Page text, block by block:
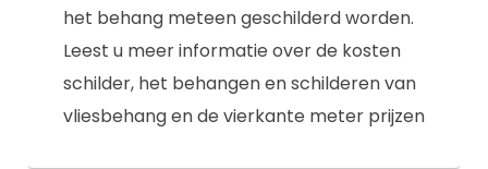
het behang meteen geschilderd worden.
Leest u meer informatie over de kosten
schilder, het behangen en schilderen van
vliesbehang en de vierkante meter prijzen